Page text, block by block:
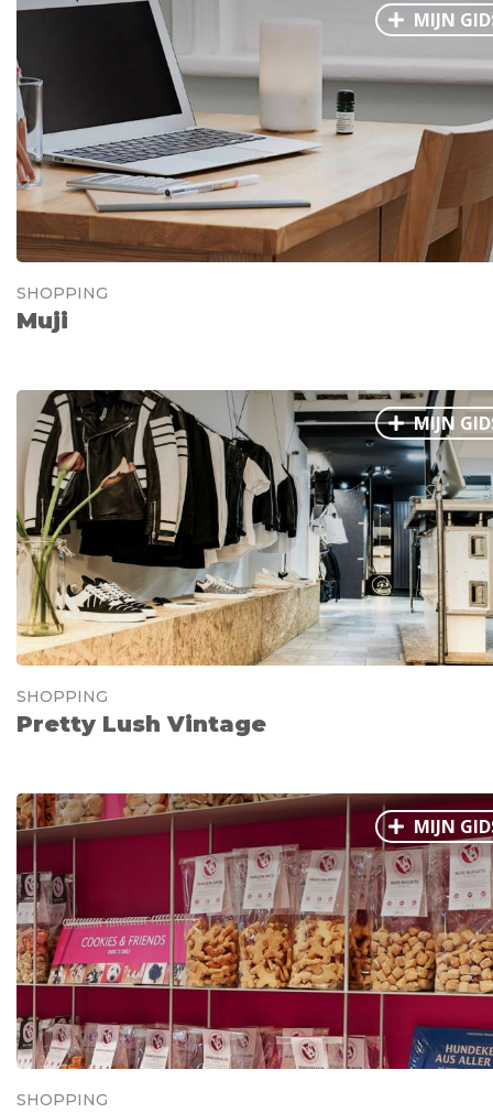
MIJN
SHOPPING
Muji
MIJN
SHOPPING
Pretty Lush Vintage
MIJN
SHOPPING